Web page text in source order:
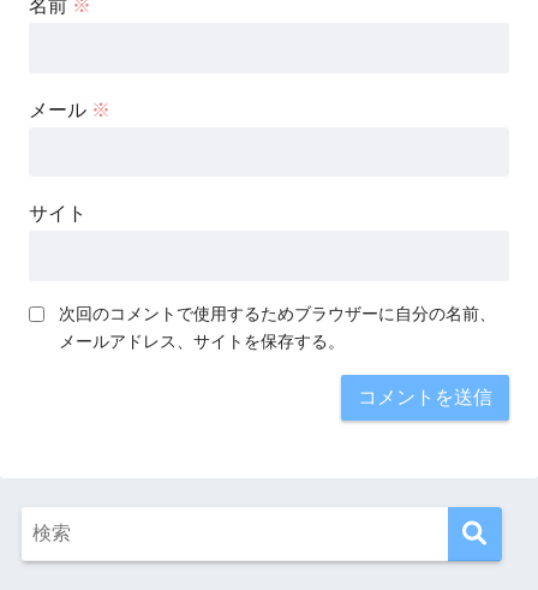
名前 ※
メール ※
サイト
次回のコメントで使用するためブラウザーに自分の名前、
メールアドレス、サイトを保存する。